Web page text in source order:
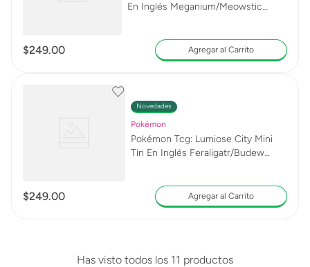
En Inglés Meganium/Meowstic
$249.00 Agregar al Carrito
Novedades
Pokémon
Pokémon Tcg: Lumiose City Mini
Tin En Inglés Feraligatr/Budew
$249.00 Agregar al Carrito
Has visto todos los 11 productos